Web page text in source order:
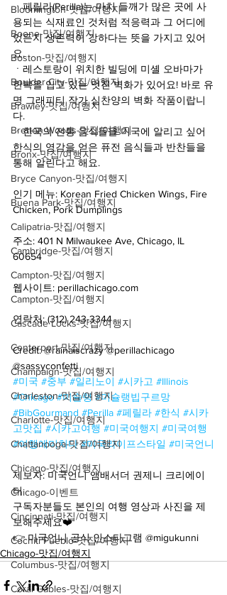
Bloomington-맛집/여행지
Boone-맛집/여행지
Boston-맛집/여행지
Boulder City-맛집/여행지
Brawley-맛집/여행지
Bretton Woods-맛집/여행지
Bronx-맛집/여행지
Bryce Canyon-맛집/여행지
Buena Park-맛집/여행지
Calipatria-맛집/여행지
Cambridge-맛집/여행지
Campton-맛집/여행지
Campton-맛집/여행지
Cascade Locks-맛집/여행지
Centerport-맛집/여행지
Champaign-맛집/여행지
Charleston-맛집/여행지
Charlotte-맛집/여행지
Chattanooga-맛집/여행지
Chicago-맛집/여행지
Chicago-이벤트
Cincinnati-맛집/여행지
Cochiti Pueblo-맛집/여행지
Columbus-맛집/여행지
Coral Gables-맛집/여행지
ㆍ페릴라(Perilla)는 마치 들깨가 많은 곳에 사
용되는 식재료인 것처럼 적응력과 그 어디에
있든지 생존력이 강하다는 뜻을 가지고 있어
요.
ㆍ레스토랑이 위치한 빌딩에 미셸 오바마가
한복을 입고 있는 멋진 벽화가 있어요! 바로 유
명 그래피티 작가 심찬양의 벽화 작품이랍니
다.
ㆍ한국의 전통 음식들을 미국에 알리고 싶어
한식의 영감을 얻은 퓨전 음식들과 반찬들을
통해 알린다고 해요.
인기 메뉴: Korean Fried Chicken Wings, Fire
Chicken, Pork Dumplings
주소: 401 N Milwaukee Ave, Chicago, IL
60654
웹사이트: perillachicago.com
연락처: (312) 243-3344
Credit: @rainaiscrazy @perillachicago
@sassyconfetti
#미국 #중부 #일리노이 #시카고 #Illinois
#Chicago #미슐랭 #미슐랭빕구르망
#BibGourmand #Perilla #페릴라 #한식 #시카
고맛집 #시카고여행 #미국여행지 #미국여행
#여행에미치다 #미국라이프스타일 #미국언니
제보자: 미국언니 앰배서더 권제니 크리에이
터
구독자분들도 본인의 여행 영상과 사진을 제
보해주세요❤️
👉 미국언니 공식 인스타그램 @migukunni
Chicago-맛집/여행지